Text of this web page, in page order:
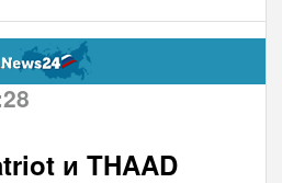
и THAAD